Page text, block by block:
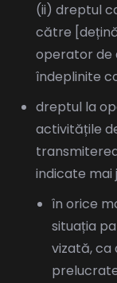
(ii) dreptul
către
operator de
îndeplinite
dreptul la
activitățile
indicate mai
în orice
situația
vizată, ca